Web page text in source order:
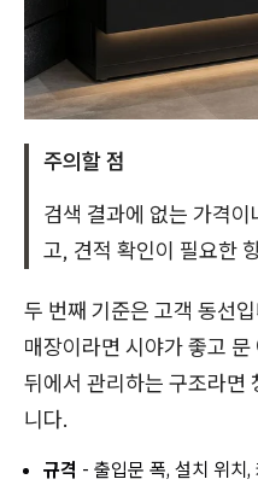
주의할 점
검색 결과에 없는 가격
고, 견적 확인이 필요한
두 번째 기준은 고객 동선
매장이라면 시야가 좋고
뒤에서 관리하는 구조라면
니다.
규격 - 출입문 폭, 설치 위치